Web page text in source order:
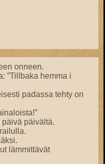
onneen.
”Tillbaka hemma i
padassa tehty on
päivä päivältä.
lämmittävät